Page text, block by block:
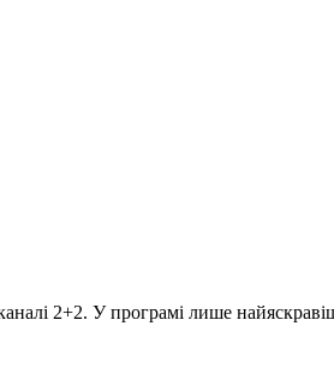
2+2. У програмі лише